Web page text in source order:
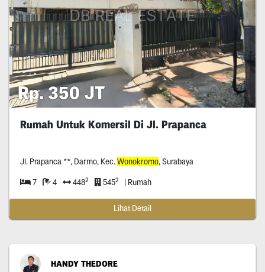
Rp. 350 JT
Rumah Untuk Komersil Di Jl. Prapanca
Jl. Prapanca **, Darmo, Kec.Wonokromo, Surabaya
7 4 4482 5452 | Rumah
Lihat Detail
HANDY THEDORE